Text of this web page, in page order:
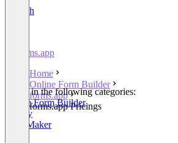
English
forms.app
Home
Online Form Builder
forms.app
forms.app Pricings
Listed in the following categories:
Online Form Builder
Survey
Quiz Maker